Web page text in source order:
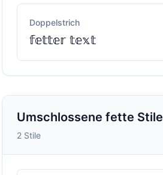
Doppelstrich
𝕗𝕖𝕥𝕥𝕖𝕣 𝕥𝕖𝕩𝕥
Umschlossene fette Stile
2 Stile